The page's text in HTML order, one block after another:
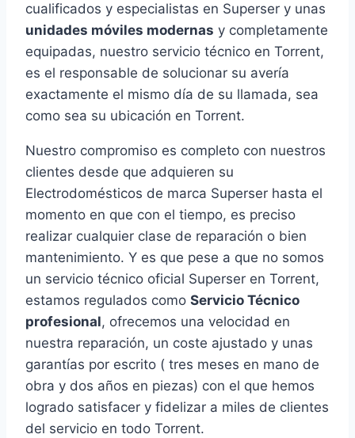
cualificados y especialistas en Superser y unas
unidades móviles modernas y completamente
equipadas, nuestro servicio técnico en Torrent,
es el responsable de solucionar su avería
exactamente el mismo día de su llamada, sea
como sea su ubicación en Torrent.
Nuestro compromiso es completo con nuestros
clientes desde que adquieren su
Electrodomésticos de marca Superser hasta el
momento en que con el tiempo, es preciso
realizar cualquier clase de reparación o bien
mantenimiento. Y es que pese a que no somos
un servicio técnico oficial Superser en Torrent,
estamos regulados como Servicio Técnico
profesional, ofrecemos una velocidad en
nuestra reparación, un coste ajustado y unas
garantías por escrito ( tres meses en mano de
obra y dos años en piezas) con el que hemos
logrado satisfacer y fidelizar a miles de clientes
del servicio en todo Torrent.